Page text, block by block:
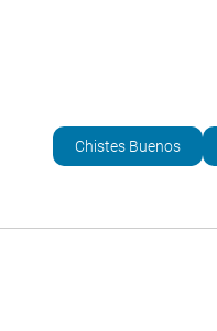
Chistes Buenos